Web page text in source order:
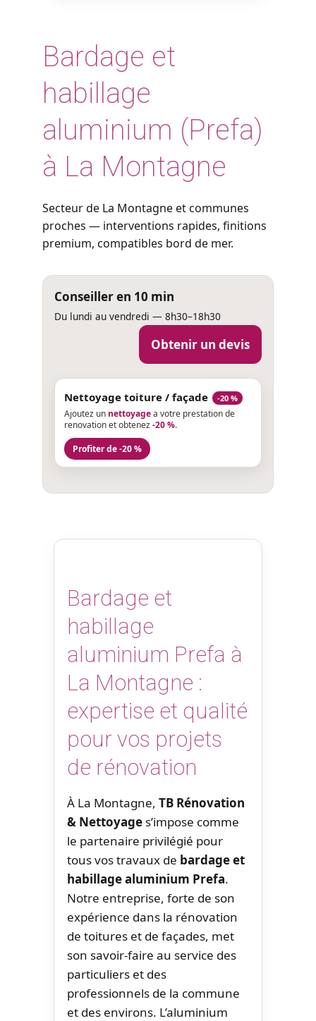
Bardage et
habillage
aluminium (Prefa)
à La Montagne
Secteur de La Montagne et communes
proches — interventions rapides, finitions
premium, compatibles bord de mer.
Conseiller en 10 min
Du lundi au vendredi — 8h30–18h30
Obtenir un devis
Nettoyage toiture / façade -20 %
Ajoutez un nettoyagea votre prestation de
renovation et obtenez-20 %.
Profiter de -20 %
Bardage et
habillage
aluminium Prefa à
La Montagne :
expertise et qualité
pour vos projets
de rénovation
À La Montagne, TB Rénovation
& Nettoyage s’impose comme
le partenaire privilégié pour
tous vos travaux de bardage et
habillage aluminium Prefa.
Notre entreprise, forte de son
expérience dans la rénovation
de toitures et de façades, met
son savoir-faire au service des
particuliers et des
professionnels de la commune
et des environs. L’aluminium